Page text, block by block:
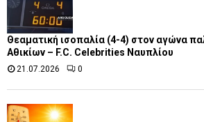
Θεαματική ισοπαλία (4-4) στον αγώνα
Αθικίων – F.C. Celebrities Ναυπλίου
21.07.2026 0